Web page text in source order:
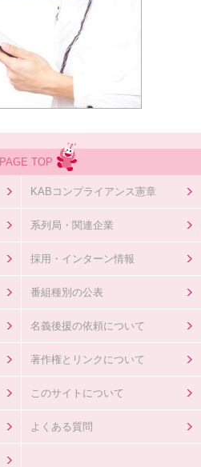
PAGE TOP
KABコンプライアンス憲章
系列局・関連企業
採用・インターン情報
番組種別の公表
名義後援の依頼について
著作権とリンクについて
このサイトについて
よくある質問